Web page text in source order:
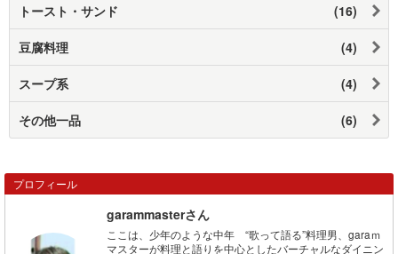
トースト・サンド (16)
豆腐料理 (4)
スープ系 (4)
その他一品 (6)
プロフィール
garammasterさん
ここは、少年のような中年 “歌って語る”料理男、garaｍ
マスターが料理と語りを中心としたバーチャルなダイニン